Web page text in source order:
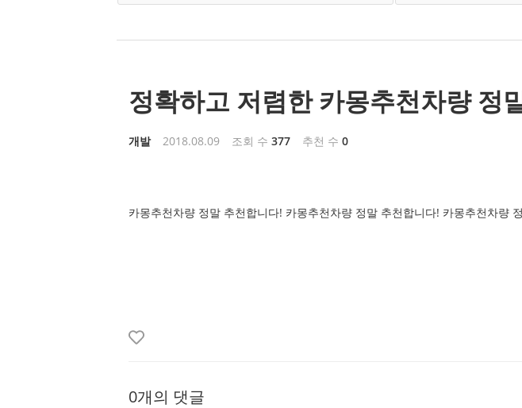
정확하고 저렴한 카몽추천차량 정
개발 2018.08.09 조회 수 377 추천 수 0
카몽추천차량 정말 추천합니다! 카몽추천차량 정말 추천합니다! 카몽추천차량
0개의 댓글